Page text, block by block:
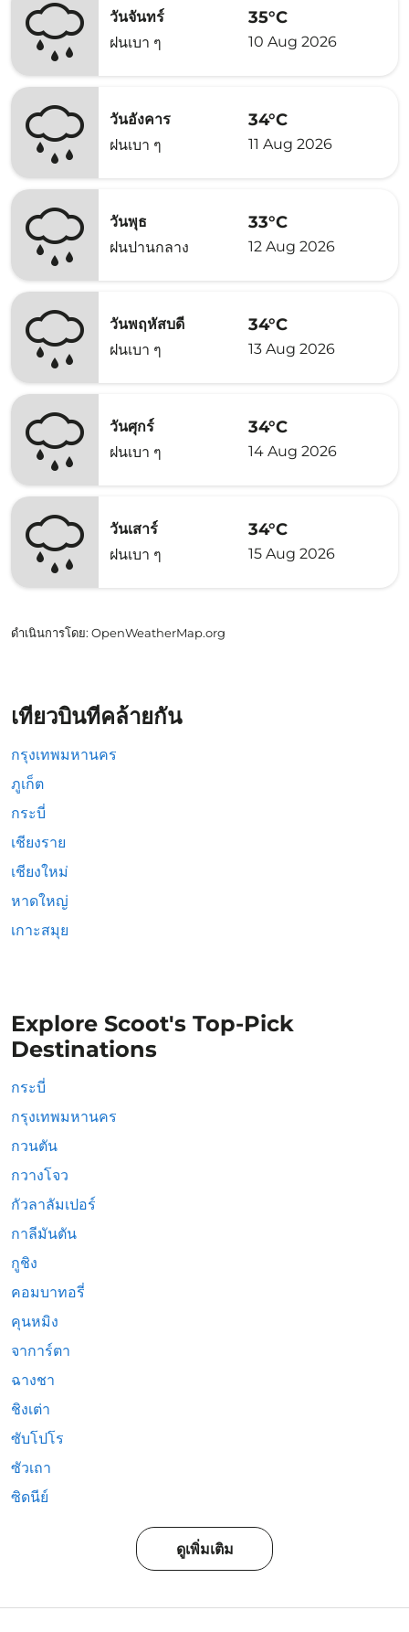
วันจันทร์
ฝนเบา ๆ
35°C
10 Aug 2026
วันอังคาร
ฝนเบา ๆ
34°C
11 Aug 2026
วันพุธ
ฝนปานกลาง
33°C
12 Aug 2026
วันพฤหัสบดี
ฝนเบา ๆ
34°C
13 Aug 2026
วันศุกร์
ฝนเบา ๆ
34°C
14 Aug 2026
วันเสาร์
ฝนเบา ๆ
34°C
15 Aug 2026
ดำเนินการโดย: OpenWeatherMap.org
เที่ยวบินที่คล้ายกัน
กรุงเทพมหานคร
ภูเก็ต
กระบี่
เชียงราย
เชียงใหม่
หาดใหญ่
เกาะสมุย
Explore Scoot's Top-Pick
Destinations
กระบี่
กรุงเทพมหานคร
กวนตัน
กวางโจว
กัวลาลัมเปอร์
กาลีมันตัน
กูชิง
คอมบาทอรี่
คุนหมิง
จาการ์ตา
ฉางชา
ชิงเต่า
ซับโปโร
ซัวเถา
ซิดนีย์
ดูเพิ่มเติม